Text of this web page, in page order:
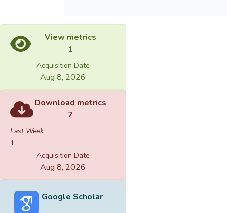
View metrics
1
Acquisition Date
Aug 8, 2026
Download metrics
7
Last Week
1
Acquisition Date
Aug 8, 2026
Google Scholar